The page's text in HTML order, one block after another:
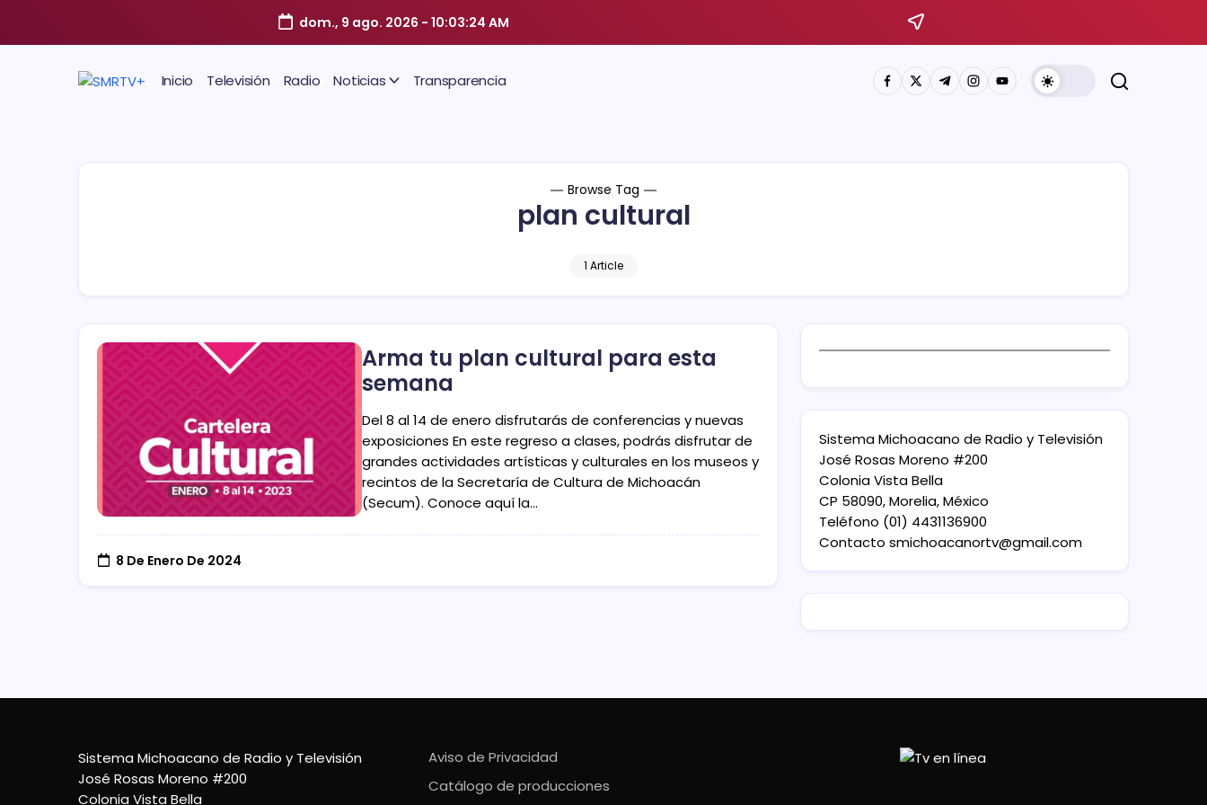
dom., 9 ago. 2026 -10:03:24 AM
Inicio Televisión Radio Noticias Transparencia
Browse Tag
plan cultural
1 Article
Arma tu plan cultural para esta
semana
Del 8 al 14 de enero disfrutarás de conferencias y nuevas
exposiciones En este regreso a clases, podrás disfrutar de
grandes actividades artísticas y culturales en los museos y
recintos de la Secretaría de Cultura de Michoacán
(Secum). Conoce aquí la…
8 De Enero De 2024
Sistema Michoacano de Radio y Televisión
José Rosas Moreno #200
Colonia Vista Bella
CP 58090, Morelia, México
Teléfono (01) 4431136900
Contacto smichoacanortv@gmail.com
Sistema Michoacano de Radio y Televisión
José Rosas Moreno #200
Colonia Vista Bella
Aviso de Privacidad
Catálogo de producciones